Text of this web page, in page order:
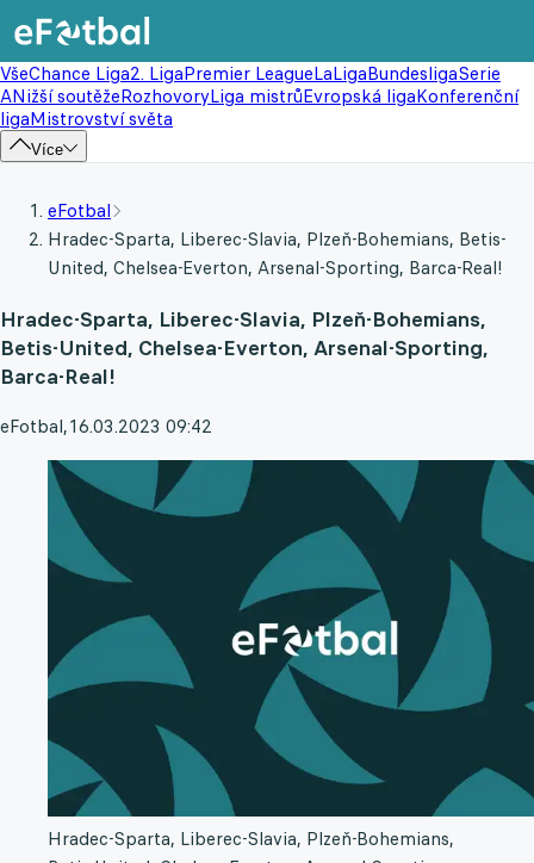
VšeChance Liga2. LigaPremier LeagueLaLigaBundesligaSerie
ANižší soutěžeRozhovoryLiga mistrůEvropská ligaKonferenční
ligaMistrovství světa
Více
eFotbal
Hradec-Sparta, Liberec-Slavia, Plzeň-Bohemians, Betis-
United, Chelsea-Everton, Arsenal-Sporting, Barca-Real!
Hradec-Sparta, Liberec-Slavia, Plzeň-Bohemians,
Betis-United, Chelsea-Everton, Arsenal-Sporting,
Barca-Real!
eFotbal,16.03.2023 09:42
Hradec-Sparta, Liberec-Slavia, Plzeň-Bohemians,